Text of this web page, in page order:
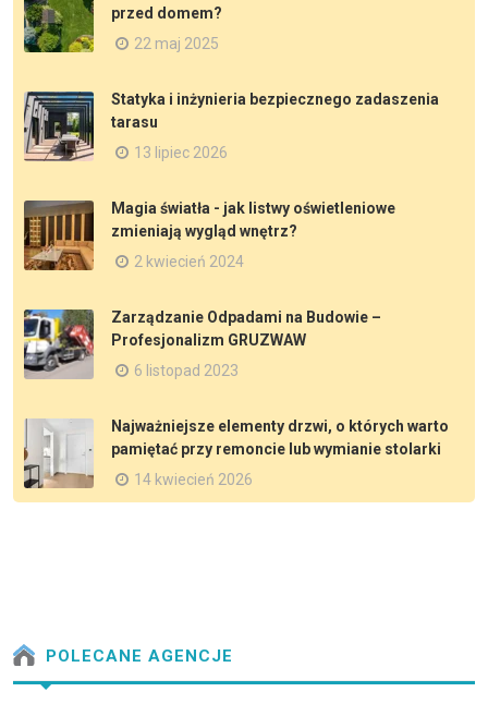
przed domem?
22 maj 2025
Statyka i inżynieria bezpiecznego zadaszenia
tarasu
13 lipiec 2026
Magia światła - jak listwy oświetleniowe
zmieniają wygląd wnętrz?
2 kwiecień 2024
Zarządzanie Odpadami na Budowie –
Profesjonalizm GRUZWAW
6 listopad 2023
Najważniejsze elementy drzwi, o których warto
pamiętać przy remoncie lub wymianie stolarki
14 kwiecień 2026
POLECANE AGENCJE